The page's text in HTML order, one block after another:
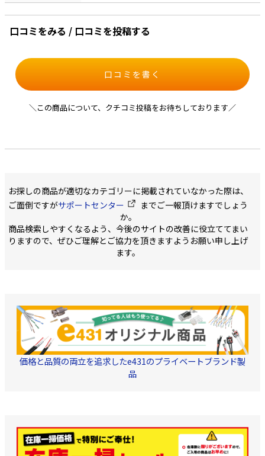
口コミをみる / 口コミを投稿する
口コミを書く
＼この商品について、クチコミ投稿をお待ちしております／
お探しの商品が適切なカテゴリーに掲載されていなかった際は、
ご面倒ですがサポートセンター
までご一報頂けますでしょう
か。
商品検索しやすくなるよう、今後のサイトの改善に役立ててまい
りますので、ぜひご理解とご協力を頂きますようお願い申し上げ
ます。
価格と品質の両立を追求したe431のプライベートブランド製
品